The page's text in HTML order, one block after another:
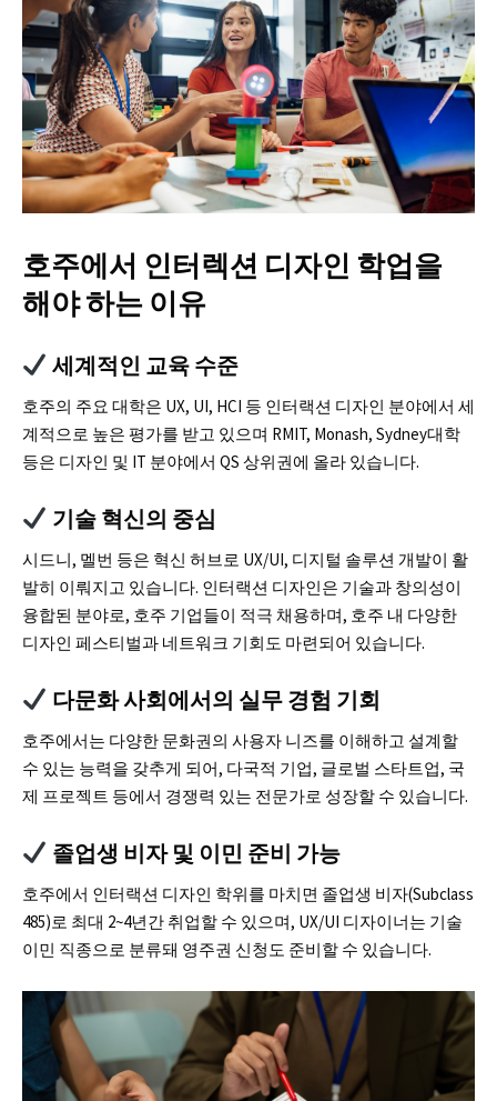
호주에서 인터렉션 디자인 학업을
해야 하는 이유
세계적인 교육 수준
호주의 주요 대학은 UX, UI, HCI 등 인터랙션 디자인 분야에서 세
계적으로 높은 평가를 받고 있으며 RMIT, Monash, Sydney대학
등은 디자인 및 IT 분야에서 QS 상위권에 올라 있습니다.
기술 혁신의 중심
시드니, 멜번 등은 혁신 허브로 UX/UI, 디지털 솔루션 개발이 활
발히 이뤄지고 있습니다. 인터랙션 디자인은 기술과 창의성이
융합된 분야로, 호주 기업들이 적극 채용하며, 호주 내 다양한
디자인 페스티벌과 네트워크 기회도 마련되어 있습니다.
다문화 사회에서의 실무 경험 기회
호주에서는 다양한 문화권의 사용자 니즈를 이해하고 설계할
수 있는 능력을 갖추게 되어, 다국적 기업, 글로벌 스타트업, 국
제 프로젝트 등에서 경쟁력 있는 전문가로 성장할 수 있습니다.
졸업생 비자 및 이민 준비 가능
호주에서 인터랙션 디자인 학위를 마치면 졸업생 비자(Subclass
485)로 최대 2~4년간 취업할 수 있으며, UX/UI 디자이너는 기술
이민 직종으로 분류돼 영주권 신청도 준비할 수 있습니다.